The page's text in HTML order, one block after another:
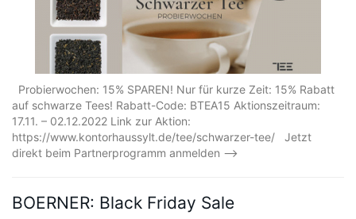
Probierwochen: 15% SPAREN! Nur für kurze Zeit: 15% Rabatt
auf schwarze Tees! Rabatt-Code: BTEA15 Aktionszeitraum:
17.11. – 02.12.2022 Link zur Aktion:
https://www.kontorhaussylt.de/tee/schwarzer-tee/ Jetzt
direkt beim Partnerprogramm anmelden –>
BOERNER: Black Friday Sale